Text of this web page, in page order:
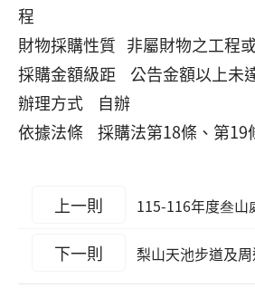
程
財物採購性質 非屬財物之工程
採購金額級距 公告金額以上未
辦理方式 自辦
依據法條 採購法第18條、第19
上一則 115-116年度叁山處轄下橋梁
下一則 梨山天池步道及